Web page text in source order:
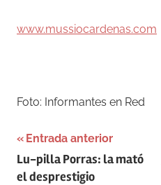
www.mussiocardenas.com
Foto: Informantes en Red
Navegación
de
Entrada anterior
Lu-pilla Porras: la mató
el desprestigio